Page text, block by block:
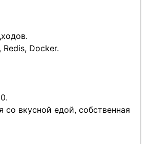
Docker.
вкусной едой, собственная